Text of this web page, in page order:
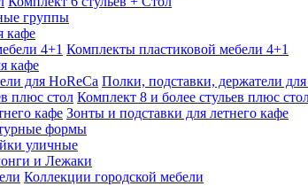
группы
кафе
Комплекты пластиковой мебели 4+1
кафе
Полки, подставки, держатели
Комплект 8 и более стульев плюс
Зонты и подставки для летнего кафе
формы
уличные
и Лежаки
Коллекции городской мебели